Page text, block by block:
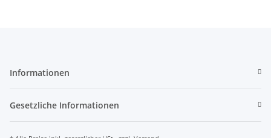
Informationen
Gesetzliche Informationen